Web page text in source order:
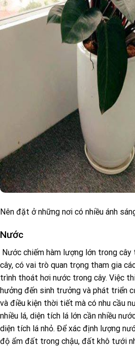
Nên đặt ở những nơi có nhiều ánh
Nước
Nước chiếm hàm lượng lớn trong
cây, có vai trò quan trọng tham gia
trình thoát hơi nước trong cây. Việc
hưởng đến sinh trưởng và phát triển
và điều kiện thời tiết mà có nhu cầu
nhiều lá, diện tích lá lớn cần nhiều
diện tích lá nhỏ. Để xác định lượng
độ ẩm đất trong chậu, đất khô tưới